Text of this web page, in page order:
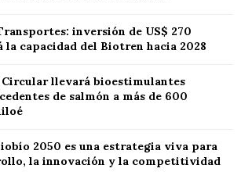
inversión de US$ 270
capacidad del Biotren hacia 2028
llevará bioestimulantes
de salmón a más de 600
2050 es una estrategia viva para
la innovación y la competitividad